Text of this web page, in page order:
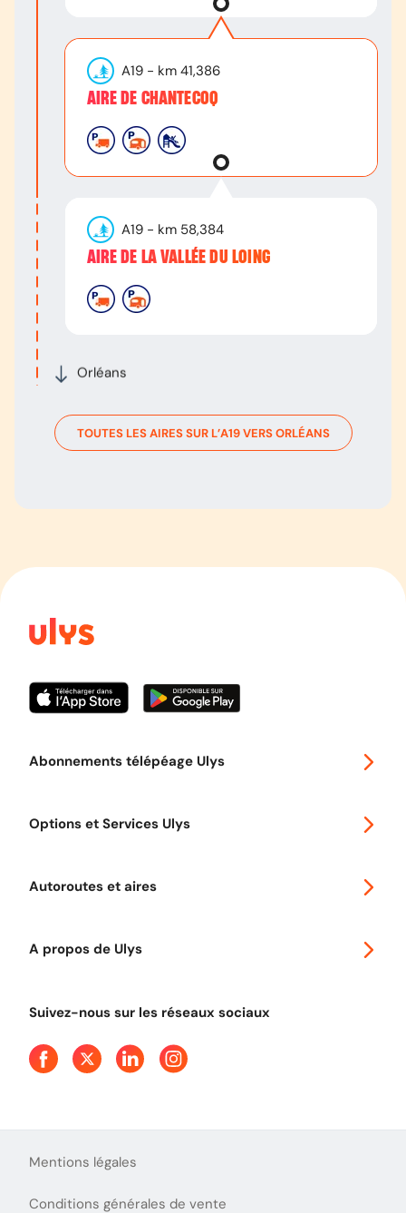
Orléans
A19 - km 41,386
AIRE DE CHANTECOQ
A19 - km 58,384
AIRE DE LA VALLÉE DU LOING
TOUTES LES AIRES SUR L’A19VERSORLÉANS
Abonnements télépéage Ulys
Options et Services Ulys
Autoroutes et aires
A propos de Ulys
Presse
Suivez-nous sur les réseaux sociaux
Mentions légales
Conditions générales de vente